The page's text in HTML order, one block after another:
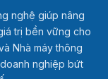
nghệ giúp nâng
trị bền vững cho
Nhà máy thông
nghiệp bứt